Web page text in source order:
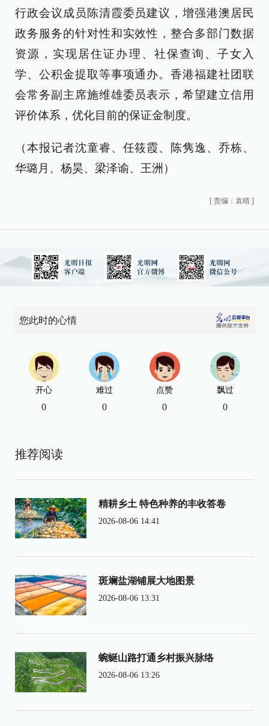
行政会议成员陈清霞委员建议，增强港澳居民
政务服务的针对性和实效性，整合多部门数据
资源，实现居住证办理、社保查询、子女入
学、公积金提取等事项通办。香港福建社团联
会常务副主席施维雄委员表示，希望建立信用
评价体系，优化目前的保证金制度。
（本报记者沈童睿、任筱霞、陈隽逸、乔栋、
华璐月、杨昊、梁泽谕、王洲）
[ 责编：袁晴 ]
您此时的心情
开心
0
难过
0
点赞
0
飘过
0
推荐阅读
精耕乡土 特色种养的丰收答卷
2026-08-06 14:41
斑斓盐湖铺展大地图景
2026-08-06 13:31
蜿蜒山路打通乡村振兴脉络
2026-08-06 13:26